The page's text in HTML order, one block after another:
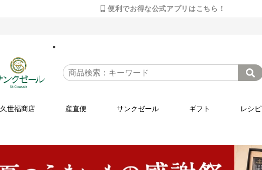
便利でお得な公式アプリはこちら！
久世福商店 産直便 サンクゼール ギフト レシピ